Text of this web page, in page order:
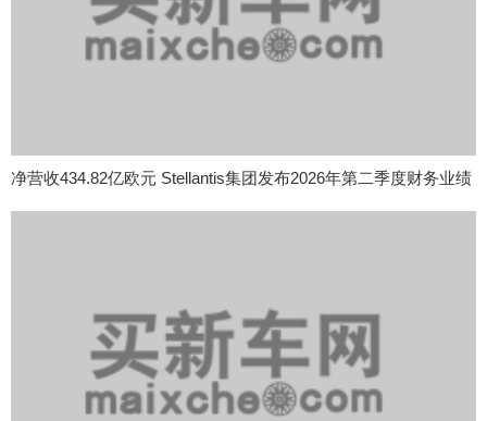
净营收434.82亿欧元 Stellantis集团发布2026年第二季度财务业绩